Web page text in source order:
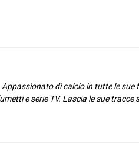
Appassionato di calcio in tutte le sue
e serie TV. Lascia le sue tracce